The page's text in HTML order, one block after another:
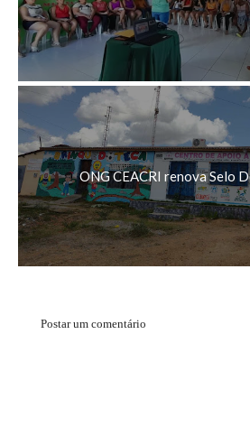
ONG CEACRI renova Selo
Postar um comentário